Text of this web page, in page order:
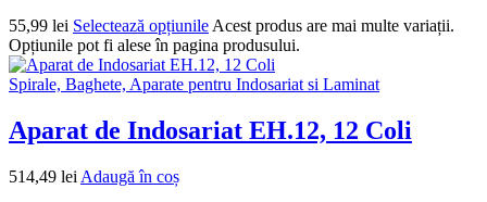
55,99 lei Selectează opțiunile Acest produs are mai multe variații.
Opțiunile pot fi alese în pagina produsului.
Spirale, Baghete, Aparate pentru Indosariat si Laminat
Aparat de Indosariat EH.12, 12 Coli
514,49 lei Adaugă în coș